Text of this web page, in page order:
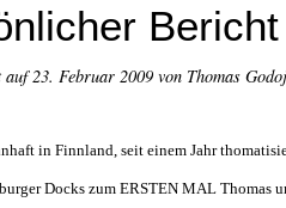
Bericht
auf23. Februar 2009 von Thomas
in Finnland, seit einem Jahr
Docks zum ERSTEN MAL Thomas